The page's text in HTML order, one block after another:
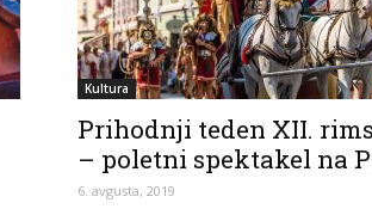
Kultura
Prihodnji teden XII.
– poletni spektakel na
6. avgusta, 2019